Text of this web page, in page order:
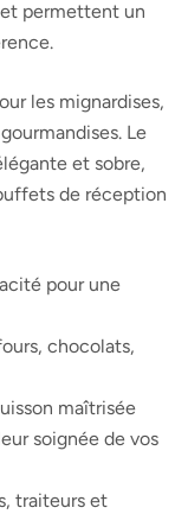
permettent un
les mignardises,
Le
et sobre,
de réception
pour une
chocolats,
maîtrisée
soignée de vos
traiteurs et